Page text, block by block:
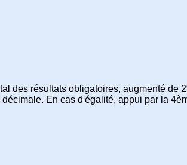
des résultats obligatoires, augmenté de
En cas d'égalité, appui par la